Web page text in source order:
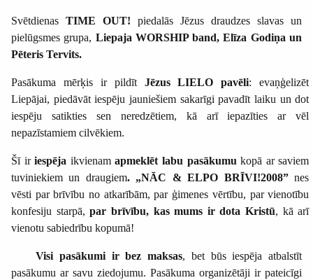
Svētdienas TIME OUT! piedalās Jēzus draudzes slavas un
pielūgsmes grupa, Liepaja WORSHIP band, Elīza Godiņa un
Pēteris Tervits.
Pasākuma mērķis ir pildīt Jēzus LIELO pavēli: evaņģelizēt
Liepājai, piedāvāt iespēju jauniešiem sakarīgi pavadīt laiku un dot
iespēju satikties sen neredzētiem, kā arī iepazīties ar vēl
nepazīstamiem cilvēkiem.
Šī iriespēja ikvienamapmeklēt labu pasākumu kopā ar saviem
tuviniekiem un draugiem. „NĀC & ELPO BRĪVI!2008”nes
vēsti par brīvību no atkarībām, par ģimenes vērtību, par vienotību
konfesiju starpā,par brīvību, kas mums ir dota Kristū, kā arī
vienotu sabiedrību kopumā!
Visi pasākumi ir bez maksas, bet būs iespēja atbalstīt
pasākumu ar savu ziedojumu. Pasākuma organizētāji ir pateicīgi